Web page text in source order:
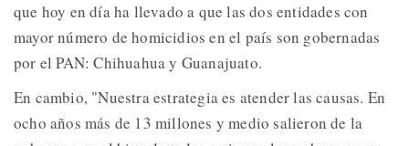
que hoy en día ha llevado a que las dos entidades con
mayor número de homicidios en el país son gobernadas
por el PAN: Chihuahua y Guanajuato.
En cambio, "Nuestra estrategia es atender las causas. En
ocho años más de 13 millones y medio salieron de la